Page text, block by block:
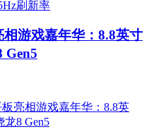
游戏嘉年华：8.8英寸
Gen5